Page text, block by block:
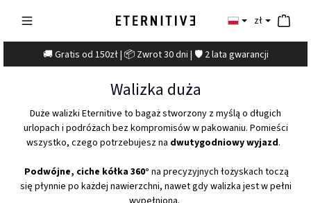
zł
🚚 Gratis od 150zł | 📦 Zwrot 30 dni | 🛡️ 2 lata gwarancji
Walizka duża
Duże walizki Eternitive to bagaż stworzony z myślą o długich
urlopach i podróżach bez kompromisów w pakowaniu. Pomieści
wszystko, czego potrzebujesz na dwutygodniowy wyjazd.
Podwójne, ciche kółka 360° na precyzyjnych łożyskach toczą
się płynnie po każdej nawierzchni, nawet gdy walizka jest w pełni